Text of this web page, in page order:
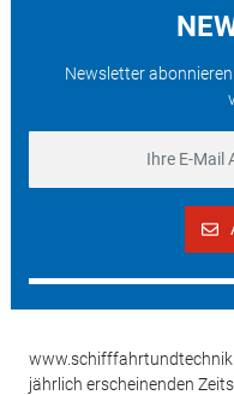
Newsletter
jährlich erscheinenden